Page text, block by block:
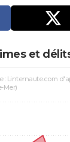
et
: Linternaute.com
Mer)